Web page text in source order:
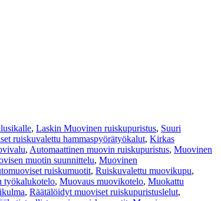
, Laskin Muovinen ruiskupuristus, Suuri
ruiskuvalettu hammaspyörätyökalut, Kirkas
, Automaattinen muovin ruiskupuristus, Muovinen
muotin suunnittelu, Muovinen
ruiskumuotit, Ruiskuvalettu muovikupu,
työkalukotelo, Muovaus muovikotelo, Muokattu
, Räätälöidyt muoviset ruiskupuristuslelut,